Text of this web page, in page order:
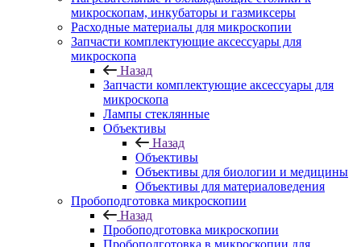
микроскопам, инкубаторы и газмиксеры
Расходные материалы для микроскопии
Запчасти комплектующие аксессуары для
микроскопа
Назад
Запчасти комплектующие аксессуары для
микроскопа
Лампы стеклянные
Объективы
Назад
Объективы
Объективы для биологии и медицины
Объективы для материаловедения
Пробоподготовка микроскопии
Назад
Пробоподготовка микроскопии
Пробоподготовка в микроскопии для